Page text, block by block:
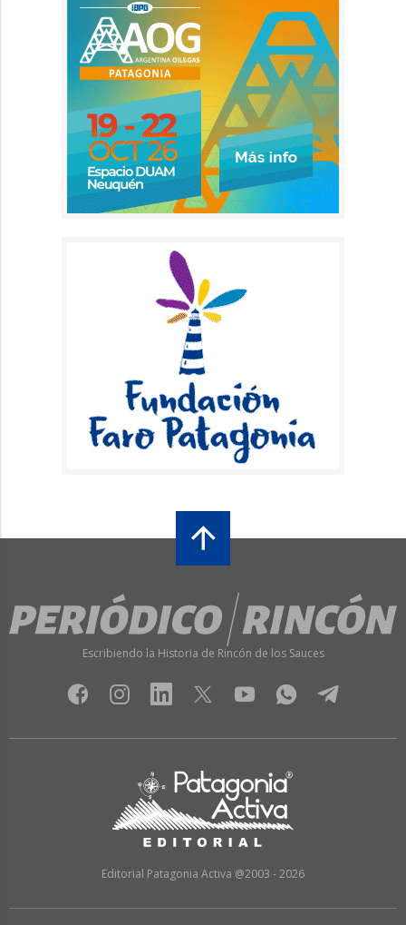
Escribiendo la Historia de Rincón de los Sauces
Editorial Patagonia Activa @2003 - 2026